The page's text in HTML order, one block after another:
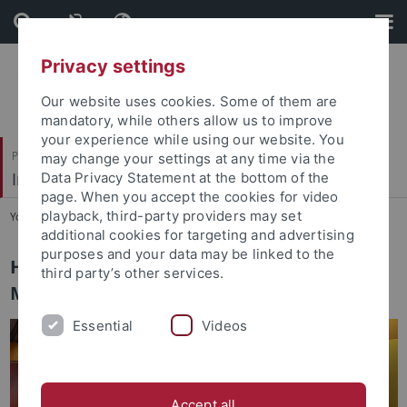
Skip
to
content
Skip
to
footer
Philosophische Fakultät
Institut für Medienwissenschaft
You are here: Startseite ... Institut
Herzlich willkommen am Institut für
Medienwissenschaft
Privacy settings
Our website uses cookies. Some of them are
mandatory, while others allow us to improve
your experience while using our website. You
may change your settings at any time via the
Data Privacy Statement at the bottom of the
page. When you accept the cookies for video
playback, third-party providers may set
additional cookies for targeting and advertising
purposes and your data may be linked to the
third party’s other services.
Essential Videos